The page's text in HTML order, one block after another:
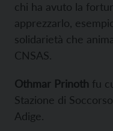
chi ha avuto la
apprezzarlo,
solidarietà che
CNSAS.
Othmar Prinoth fu
Stazione di
Adige.